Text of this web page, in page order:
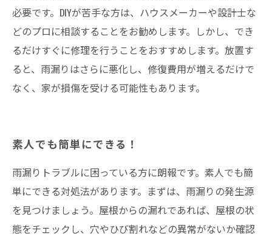
必要です。DIYが苦手な方は、ハウスメーカーや設計士な
どのプロに相談することをお勧めします。しかし、でき
るだけすぐに修理を行うことをおすすめします。放置す
ると、雨漏りはさらに悪化し、修復費用が増えるだけで
なく、家が損傷を受ける可能性もあります。
素人でも簡単にできる！
雨漏りトラブルに困っている方に朗報です。素人でも簡
単にできる対処法があります。まずは、雨漏りの発生源
を見つけましょう。屋根からの漏れであれば、屋根の状
態をチェックし、穴やひび割れなどの異常がないか確認